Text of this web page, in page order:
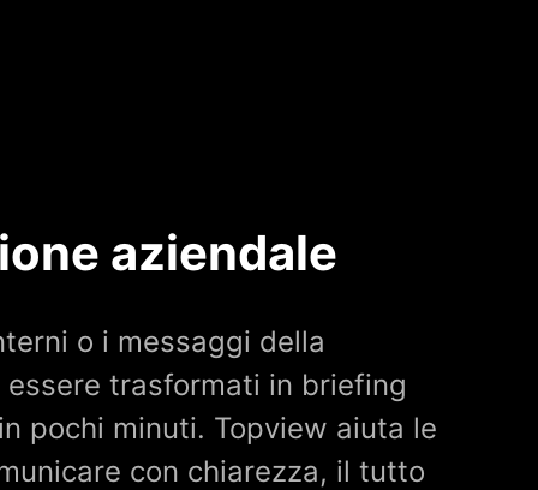
aziendale
o i messaggi della
trasformati in briefing
pochi minuti. Topview aiuta le
con chiarezza, il tutto